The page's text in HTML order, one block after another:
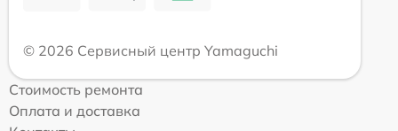
© 2026 Сервисный центр Yamaguchi
Стоимость ремонта
Оплата и доставка